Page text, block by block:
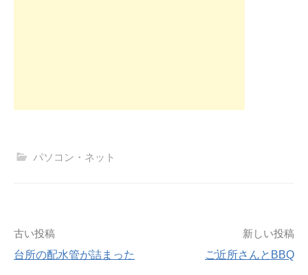
パソコン・ネット
投
古い投稿
台所の配水管が詰まった
新しい投稿
ご近所さんとBBQ